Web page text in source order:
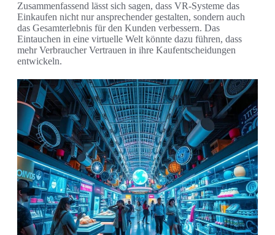
Zusammenfassend lässt sich sagen, dass VR-Systeme das
Einkaufen nicht nur ansprechender gestalten, sondern auch
das Gesamterlebnis für den Kunden verbessern. Das
Eintauchen in eine virtuelle Welt könnte dazu führen, dass
mehr Verbraucher Vertrauen in ihre Kaufentscheidungen
entwickeln.